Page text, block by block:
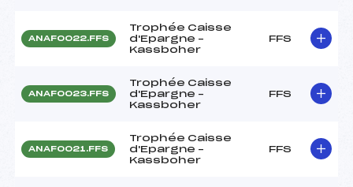
ANAF0022.FFS
Trophée Caisse
d'Epargne –
Kassboher
FFS
ANAF0023.FFS
Trophée Caisse
d'Epargne –
Kassboher
FFS
ANAF0021.FFS
Trophée Caisse
d'Epargne –
Kassboher
FFS